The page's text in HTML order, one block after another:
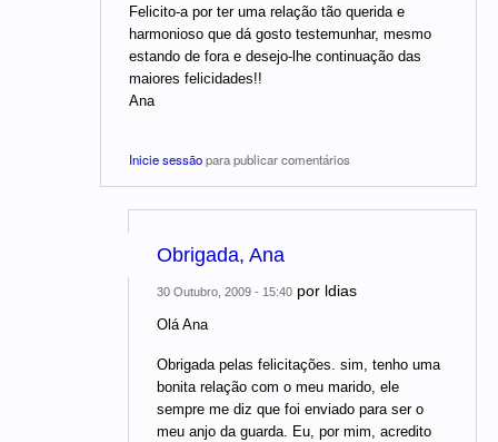
Felicito-a por ter uma relação tão querida e
harmonioso que dá gosto testemunhar, mesmo
estando de fora e desejo-lhe continuação das
maiores felicidades!!
Ana
Inicie sessãopara publicar comentários
Obrigada, Ana
30 Outubro, 2009 - 15:40 por ldias
Olá Ana
Obrigada pelas felicitações. sim, tenho uma
bonita relação com o meu marido, ele
sempre me diz que foi enviado para ser o
meu anjo da guarda. Eu, por mim, acredito